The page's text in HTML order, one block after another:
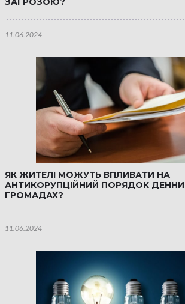
11.06.2024
ЯК ЖИТЕЛІ МОЖУТЬ ВПЛИВАТИ НА
АНТИКОРУПЦІЙНИЙ ПОРЯДОК
ГРОМАДАХ?
11.06.2024